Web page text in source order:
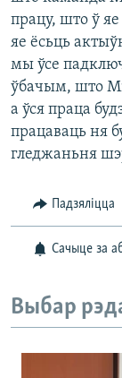
працу, што ў
яе ёсьць
мы ўсе
ўбачым, што
а ўся праца
працаваць ня
гледжаньня
Падзяліцца
Сачыце за
Выбар